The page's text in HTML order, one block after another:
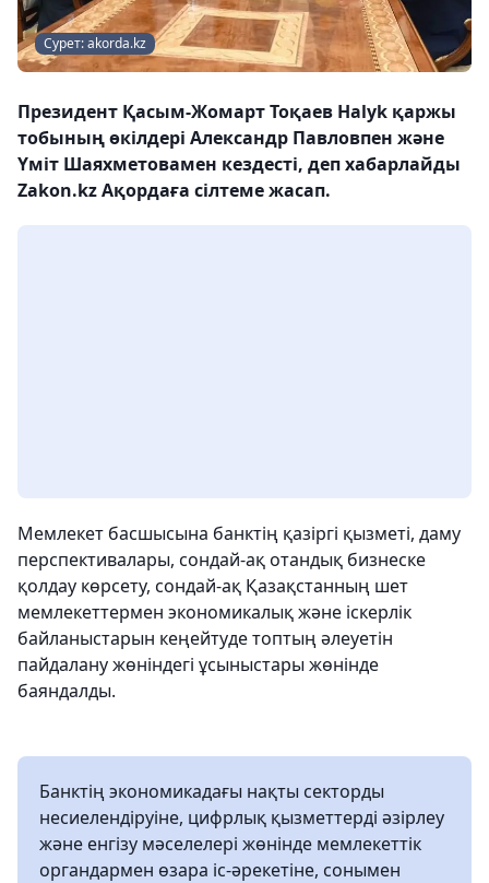
Сурет: akorda.kz
Президент Қасым-Жомарт Тоқаев Halyk қаржы
тобының өкілдері Александр Павловпен және
Үміт Шаяхметовамен кездесті, деп хабарлайды
Zakon.kz Ақордаға сілтеме жасап.
Мемлекет басшысына банктің қазіргі қызметі, даму
перспективалары, сондай-ақ отандық бизнеске
қолдау көрсету, сондай-ақ Қазақстанның шет
мемлекеттермен экономикалық және іскерлік
байланыстарын кеңейтуде топтың әлеуетін
пайдалану жөніндегі ұсыныстары жөнінде
баяндалды.
Банктің экономикадағы нақты секторды
несиелендіруіне, цифрлық қызметтерді әзірлеу
және енгізу мәселелері жөнінде мемлекеттік
органдармен өзара іс-әрекетіне, сонымен